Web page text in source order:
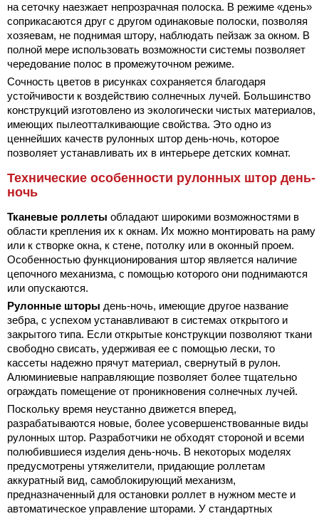
на сеточку наезжает непрозрачная полоска. В режиме «день»
соприкасаются друг с другом одинаковые полоски, позволяя
хозяевам, не поднимая штору, наблюдать пейзаж за окном. В
полной мере использовать возможности системы позволяет
чередование полос в промежуточном режиме.
Сочность цветов в рисунках сохраняется благодаря
устойчивости к воздействию солнечных лучей. Большинство
конструкций изготовлено из экологически чистых материалов,
имеющих пылеотталкивающие свойства. Это одно из
ценнейших качеств рулонных штор день-ночь, которое
позволяет устанавливать их в интерьере детских комнат.
Технические особенности рулонных штор день-
ночь
Тканевые роллеты обладают широкими возможностями в
области крепления их к окнам. Их можно монтировать на раму
или к створке окна, к стене, потолку или в оконный проем.
Особенностью функционирования штор является наличие
цепочного механизма, с помощью которого они поднимаются
или опускаются.
Рулонные шторы день-ночь, имеющие другое название
зебра, с успехом устанавливают в системах открытого и
закрытого типа. Если открытые конструкции позволяют ткани
свободно свисать, удерживая ее с помощью лески, то
кассеты надежно прячут материал, свернутый в рулон.
Алюминиевые направляющие позволяет более тщательно
ограждать помещение от проникновения солнечных лучей.
Поскольку время неустанно движется вперед,
разрабатываются новые, более усовершенствованные виды
рулонных штор. Разработчики не обходят стороной и всеми
полюбившиеся изделия день-ночь. В некоторых моделях
предусмотрены утяжелители, придающие роллетам
аккуратный вид, самоблокирующий механизм,
предназначенный для остановки роллет в нужном месте и
автоматическое управление шторами. У стандартных